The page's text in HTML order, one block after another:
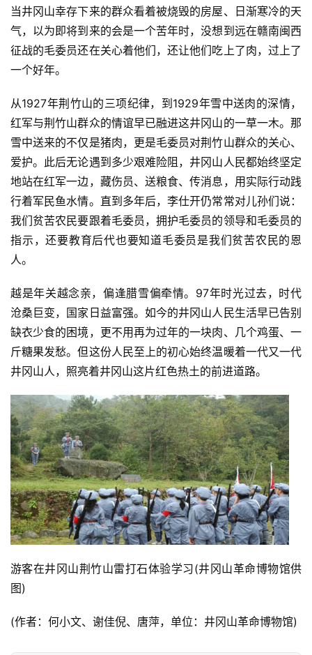
当井冈山幸存下来的群众看着被烧毁的房屋、日渐寒冷的天
气，以为即将到来的会是一个苦年时，没想到远在赣南闽西
征战的毛委员还在关心着他们，还让他们吃上了肉，过上了
一个好年。
从1927年荆竹山的三项纪律，到1929年雪中送肉的深情，
红军与荆竹山群众的情谊早已融进这井冈山的一草一木。那
雪中送来的不仅是猪肉，更是毛委员对荆竹山群众的关心、
爱护。此后无论遇到多少艰难险阻，井冈山人民都始终坚定
地站在红军一边，藏伤员、送粮食、传消息，用实际行动践
行着军民鱼水情。直到多年后，李仕开仍常常对儿孙们说：
我们贫苦农民要跟着毛委员，拥护毛委员的领导和毛委员的
指示，还要教育后代也要知道毛委员是我们贫苦农民的恩
人。
越是年关越念亲，偏逢腊雪偏牵情。97年时光过去，时代
沧桑巨变，国家日益富强。如今的井冈山人民生活早已告别
缺衣少食的困境，更不用再为过年的一块肉、几个鸡蛋、一
斤糖果发愁。但这份人民至上的初心始终温暖着一代又一代
井冈山人，照亮着井冈山这片红色热土的前进道路。
游客在井冈山荆竹山雷打石体验学习(井冈山革命博物馆供
图)
(作者：何小文、谢佳倪、唐萍，单位：井冈山革命博物馆)